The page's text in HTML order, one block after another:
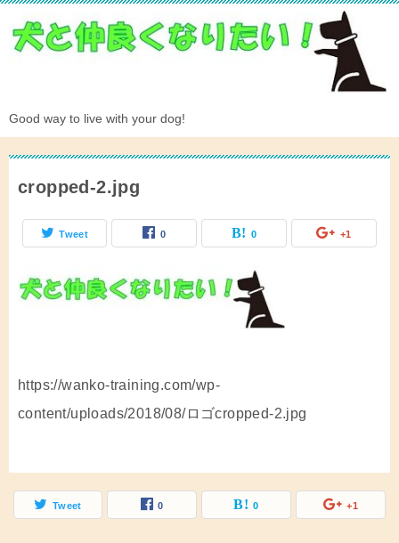
Good way to live with your dog!
cropped-2.jpg
Tweet 0 0 +1
https://wanko-training.com/wp-
content/uploads/2018/08/ロゴcropped-2.jpg
Tweet 0 0 +1